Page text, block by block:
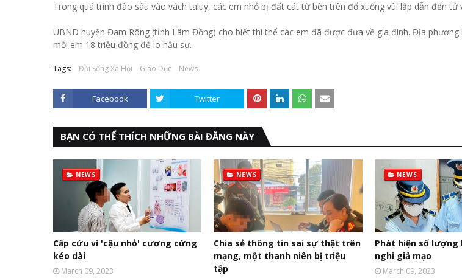
Trong quá trình đào sâu vào vách taluy, các em nhỏ bị đất cát từ bên trên đổ xuống vùi lấp dẫn đến tử
UBND huyện Đam Rông (tỉnh Lâm Đồng) cho biết thi thể các em đã được đưa về gia đình. Địa phương
mỗi em 18 triệu đồng để lo hậu sự.
Tags: Đời Sống Xã Hội Giáo Dục News
Facebook Twitter
BẠN CÓ THỂ THÍCH NHỮNG BÀI ĐĂNG NÀY
NEWS
Cấp cứu vì 'cậu nhỏ' cương cứng
kéo dài
March 09, 2023
NEWS
Chia sẻ thông tin sai sự thật trên
mạng, một thanh niên bị triệu
tập
NEWS
Phát hiện số
nghi giả mạo
March 09, 2023